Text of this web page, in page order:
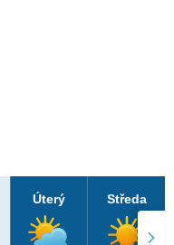
Úterý Středa